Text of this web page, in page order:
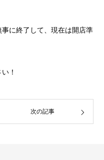
に終了して、現在は開店準
！
次の記事